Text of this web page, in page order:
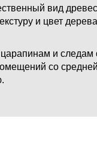
вид
и цвет
царапинам и
со